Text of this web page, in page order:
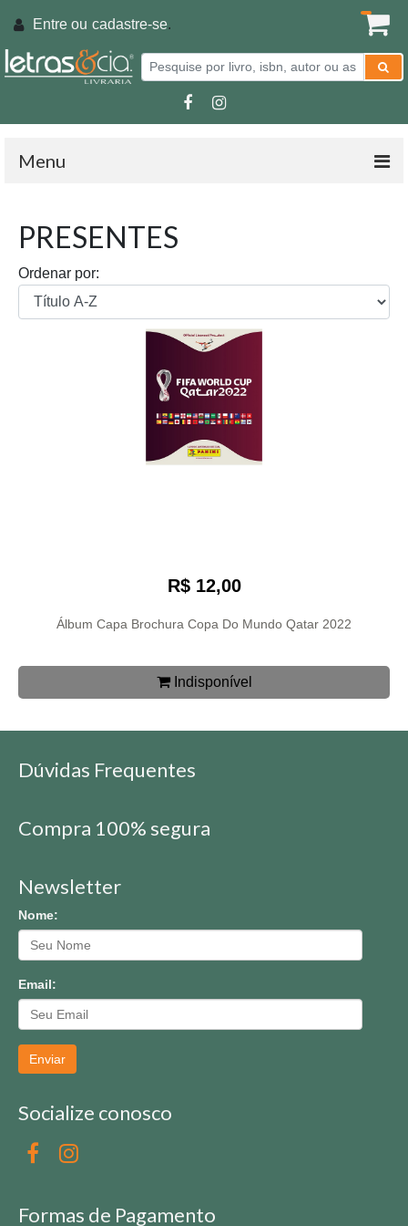
Entre ou cadastre-se.
Menu
PRESENTES
Ordenar por:
R$ 12,00
Álbum Capa Brochura Copa Do Mundo Qatar 2022
Indisponível
Dúvidas Frequentes
Compra 100% segura
Newsletter
Nome:
Email:
Enviar
Socialize conosco
Formas de Pagamento